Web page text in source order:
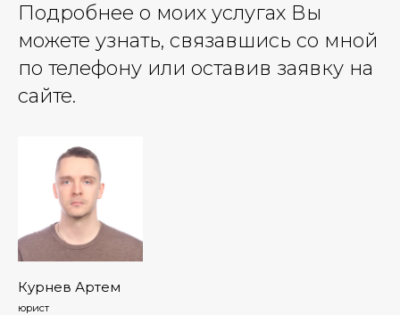
Подробнее о моих услугах Вы
можете узнать, связавшись со мной
по телефону или оставив заявку на
сайте.
Курнев Артем
юрист